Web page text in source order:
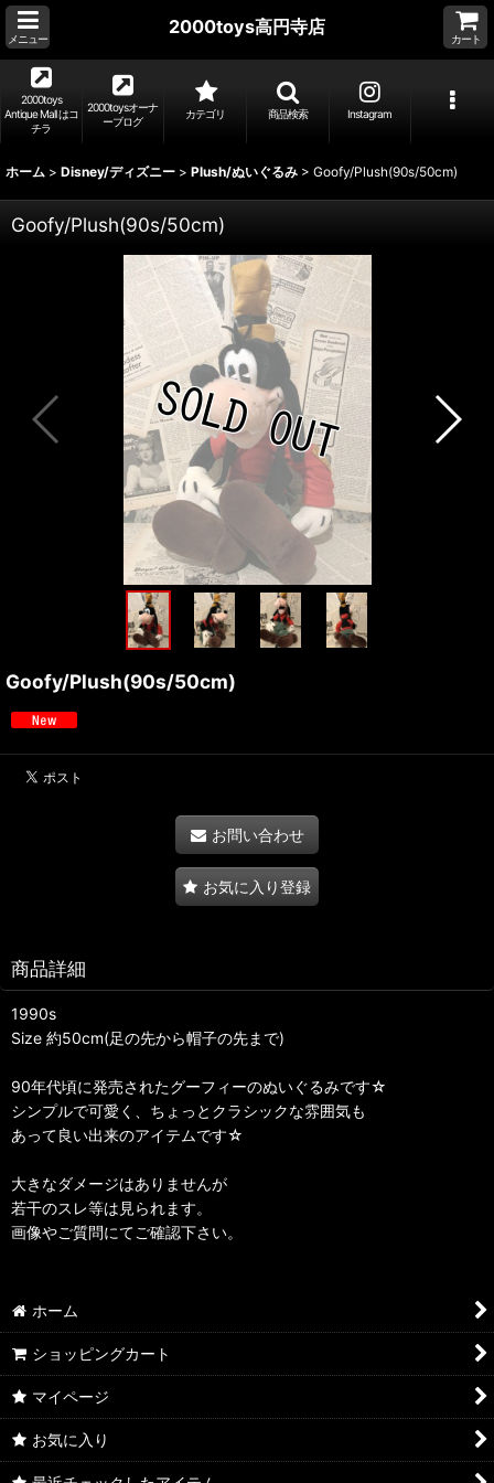
メニュー
2000toys高円寺店
カート
2000toys
Antique Mall はコ
チラ
2000toysオーナ
ーブログ
カテゴリ 商品検索 Instagram
ホーム > Disney/ディズニー > Plush/ぬいぐるみ > Goofy/Plush(90s/50cm)
Goofy/Plush(90s/50cm)
Goofy/Plush(90s/50cm)
お問い合わせ
お気に入り登録
商品詳細
1990s
Size 約50cm(足の先から帽子の先まで)
90年代頃に発売されたグーフィーのぬいぐるみです☆
シンプルで可愛く、ちょっとクラシックな雰囲気も
あって良い出来のアイテムです☆
大きなダメージはありませんが
若干のスレ等は見られます。
画像やご質問にてご確認下さい。
ホーム
ショッピングカート
マイページ
お気に入り